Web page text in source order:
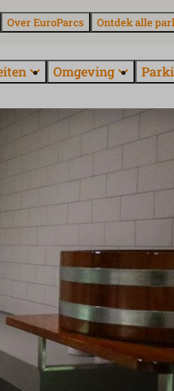
Over EuroParcs Ontdek alle
Omgeving